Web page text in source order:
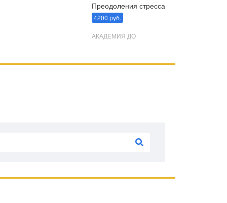
Преодоления стресса
4200 руб.
АКАДЕМИЯ ДО